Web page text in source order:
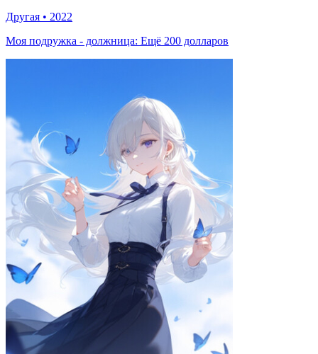
Другая • 2022
Моя подружка - должница: Ещё 200 долларов